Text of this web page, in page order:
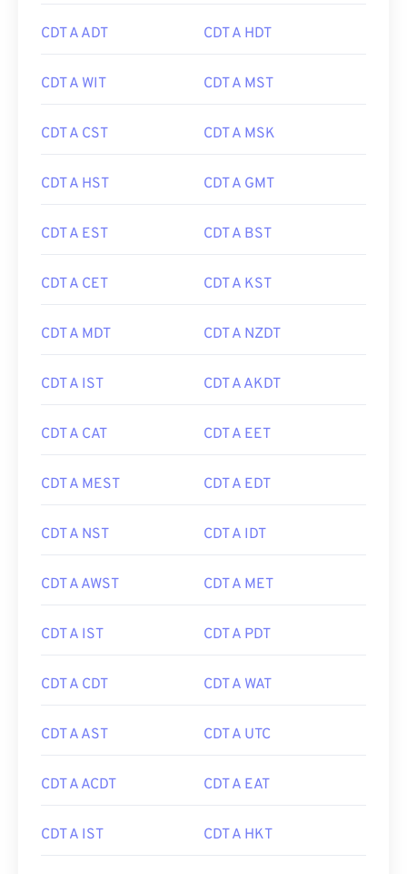
CDT A ADT CDT A HDT
CDT A WIT CDT A MST
CDT A CST CDT A MSK
CDT A HST CDT A GMT
CDT A EST CDT A BST
CDT A CET CDT A KST
CDT A MDT CDT A NZDT
CDT A IST CDT A AKDT
CDT A CAT CDT A EET
CDT A MEST CDT A EDT
CDT A NST CDT A IDT
CDT A AWST CDT A MET
CDT A IST CDT A PDT
CDT A CDT CDT A WAT
CDT A AST CDT A UTC
CDT A ACDT CDT A EAT
CDT A IST CDT A HKT